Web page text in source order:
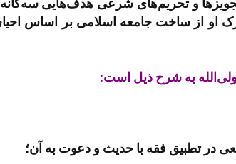
از ساخت جامعه اسلامی بر اساس
به شرح ذیل است:
در تطبیق فقه با حدیث و دعوت به آن؛